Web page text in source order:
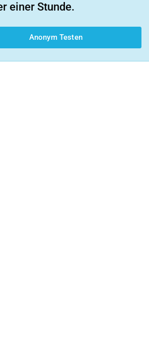
einer Stunde.
Anonym Testen